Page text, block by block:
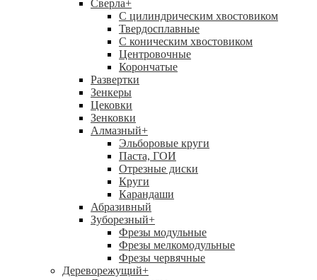
Сверла+
С цилиндрическим хвостовиком
Твердосплавные
С коническим хвостовиком
Центровочные
Корончатые
Развертки
Зенкеры
Цековки
Зенковки
Алмазный+
Эльборовые круги
Паста, ГОИ
Отрезные диски
Круги
Карандаши
Абразивный
Зуборезный+
Фрезы модульные
Фрезы мелкомодульные
Фрезы червячные
Дереворежущий+